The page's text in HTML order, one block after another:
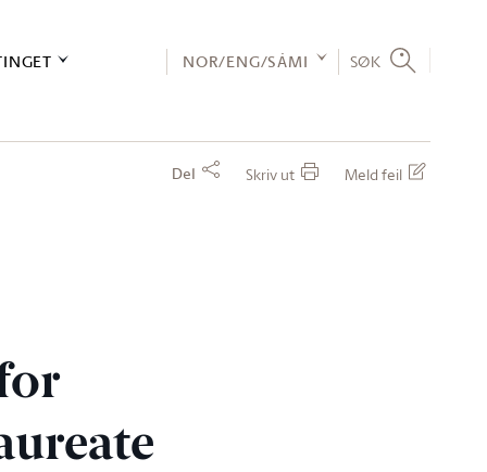
NOR/ENG/SÁMI SØK
Del Skriv ut Meld feil